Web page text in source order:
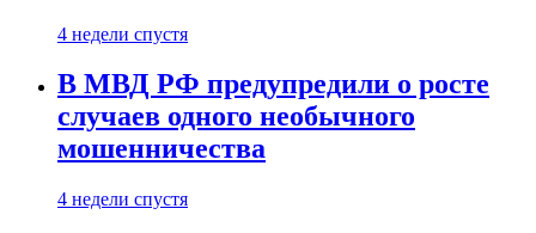
4 недели спустя
В МВД РФ предупредили о росте
случаев одного необычного
мошенничества
4 недели спустя